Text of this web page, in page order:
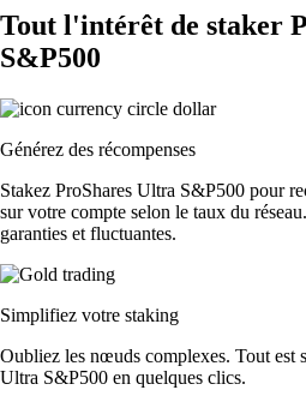
Tout l'intérêt de staker
S&P500
Générez des récompenses
Stakez ProShares Ultra S&P500 pour
sur votre compte selon le taux du
garanties et fluctuantes.
Simplifiez votre staking
Oubliez les nœuds complexes. Tout est
Ultra S&P500 en quelques clics.